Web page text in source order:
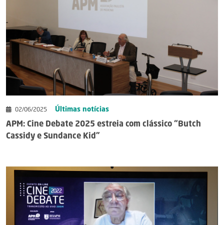
02/06/2025 Últimas notícias
APM: Cine Debate 2025 estreia com clássico “Butch
Cassidy e Sundance Kid”